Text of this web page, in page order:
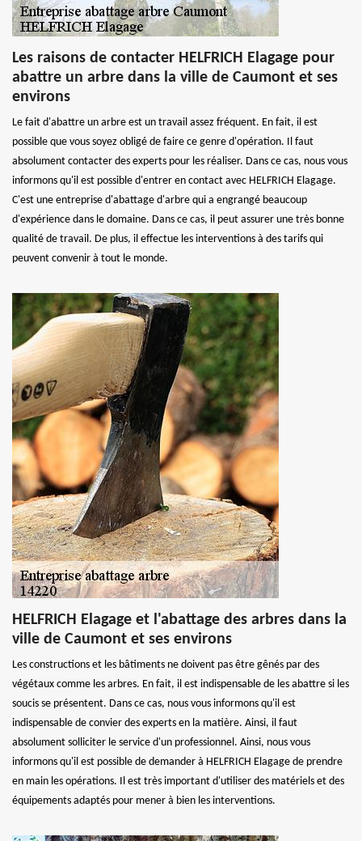
Les raisons de contacter HELFRICH Elagage pour
abattre un arbre dans la ville de Caumont et ses
environs
Le fait d'abattre un arbre est un travail assez fréquent. En fait, il est
possible que vous soyez obligé de faire ce genre d'opération. Il faut
absolument contacter des experts pour les réaliser. Dans ce cas, nous vous
informons qu'il est possible d'entrer en contact avec HELFRICH Elagage.
C'est une entreprise d'abattage d'arbre qui a engrangé beaucoup
d'expérience dans le domaine. Dans ce cas, il peut assurer une très bonne
qualité de travail. De plus, il effectue les interventions à des tarifs qui
peuvent convenir à tout le monde.
HELFRICH Elagage et l'abattage des arbres dans la
ville de Caumont et ses environs
Les constructions et les bâtiments ne doivent pas être gênés par des
végétaux comme les arbres. En fait, il est indispensable de les abattre si les
soucis se présentent. Dans ce cas, nous vous informons qu'il est
indispensable de convier des experts en la matière. Ainsi, il faut
absolument solliciter le service d'un professionnel. Ainsi, nous vous
informons qu'il est possible de demander à HELFRICH Elagage de prendre
en main les opérations. Il est très important d'utiliser des matériels et des
équipements adaptés pour mener à bien les interventions.